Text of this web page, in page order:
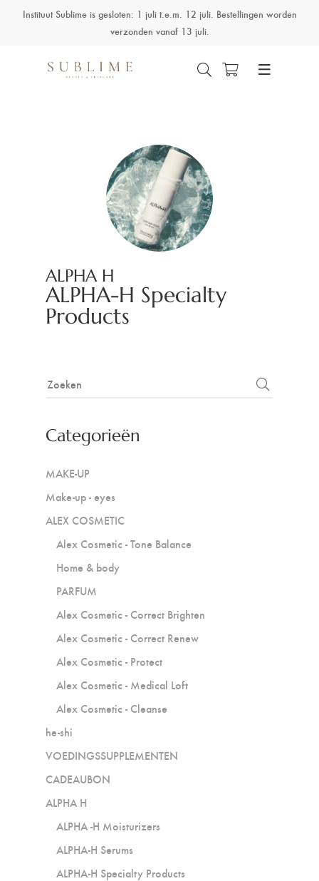
Instituut Sublime is gesloten: 1 juli t.e.m. 12 juli. Bestellingen worden
verzonden vanaf 13 juli.
ALPHA H
ALPHA-H Specialty
Products
Categorieën
MAKE-UP
Make-up - eyes
ALEX COSMETIC
Alex Cosmetic - Tone Balance
Home & body
PARFUM
Alex Cosmetic - Correct Brighten
Alex Cosmetic - Correct Renew
Alex Cosmetic - Protect
Alex Cosmetic - Medical Loft
Alex Cosmetic - Cleanse
he-shi
VOEDINGSSUPPLEMENTEN
CADEAUBON
ALPHA H
ALPHA -H Moisturizers
ALPHA-H Serums
ALPHA-H Specialty Products